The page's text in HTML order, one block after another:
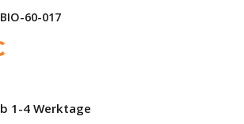
BIO-60-017
1-4 Werktage